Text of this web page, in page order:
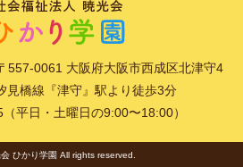
557-0061 大阪府大阪市西成区北津守4
見橋線『津守』駅より徒歩3分
平日・土曜日の9:00〜18:00）
ひかり学園 All rights reserved.